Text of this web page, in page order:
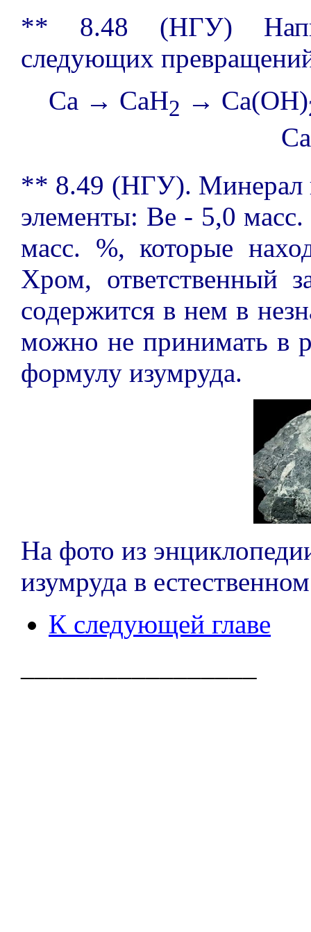
** 8.48 (НГУ)
следующих
Ca → CaH2 → Ca(OH)
Ca
** 8.49 (НГУ). Минерал
элементы: Be - 5,0
масс. %, которые
Хром, ответственный
содержится в нем в
можно не принимать в
формулу изумруда.
На фото из
изумруда в
К следующей главе